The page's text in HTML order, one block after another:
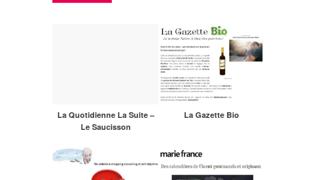
La Quotidienne La Suite –
Le Saucisson
La Gazette Bio